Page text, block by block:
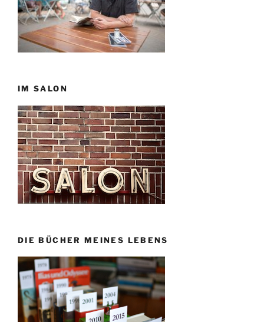
IM SALON
DIE BÜCHER MEINES LEBENS